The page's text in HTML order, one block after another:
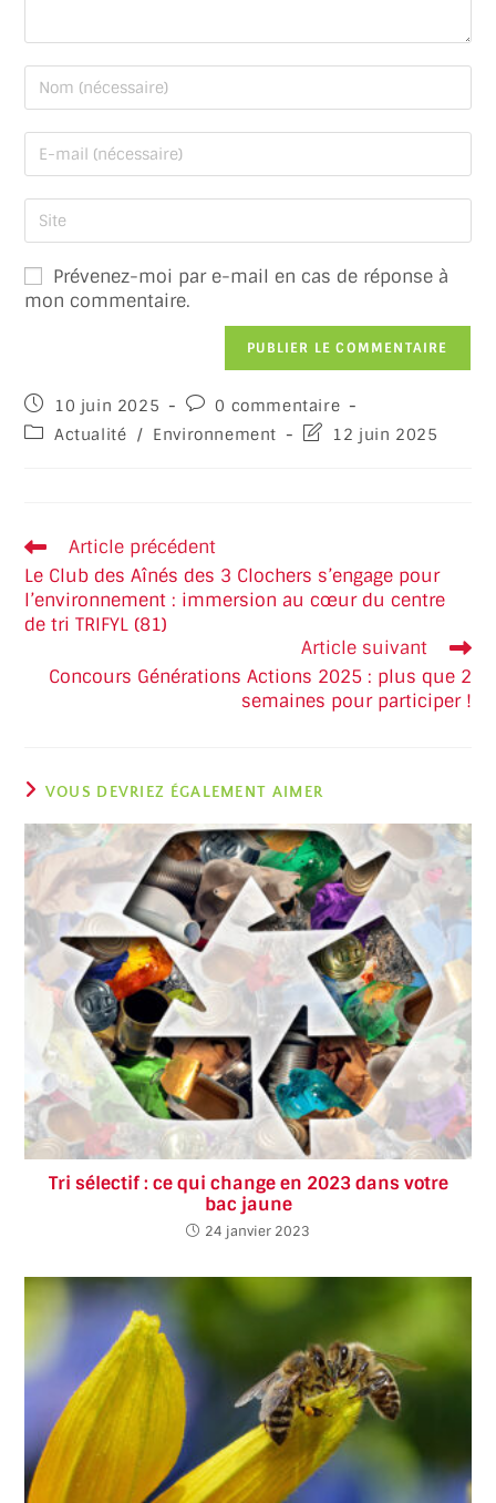
Prévenez-moi par e-mail en cas de réponse à
mon commentaire.
10 juin 2025
0 commentaire
Actualité / Environnement 12 juin 2025
Article précédent
Le Club des Aînés des 3 Clochers s’engage pour
l’environnement : immersion au cœur du centre
de tri TRIFYL (81)
Article suivant
Concours Générations Actions 2025 : plus que 2
semaines pour participer !
VOUS DEVRIEZ ÉGALEMENT AIMER
Tri sélectif : ce qui change en 2023 dans votre
bac jaune
24 janvier 2023